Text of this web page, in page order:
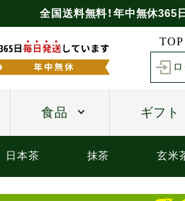
全国送料無料！年中無休365
TOP
食品 ギフト
日本茶 抹茶 玄米